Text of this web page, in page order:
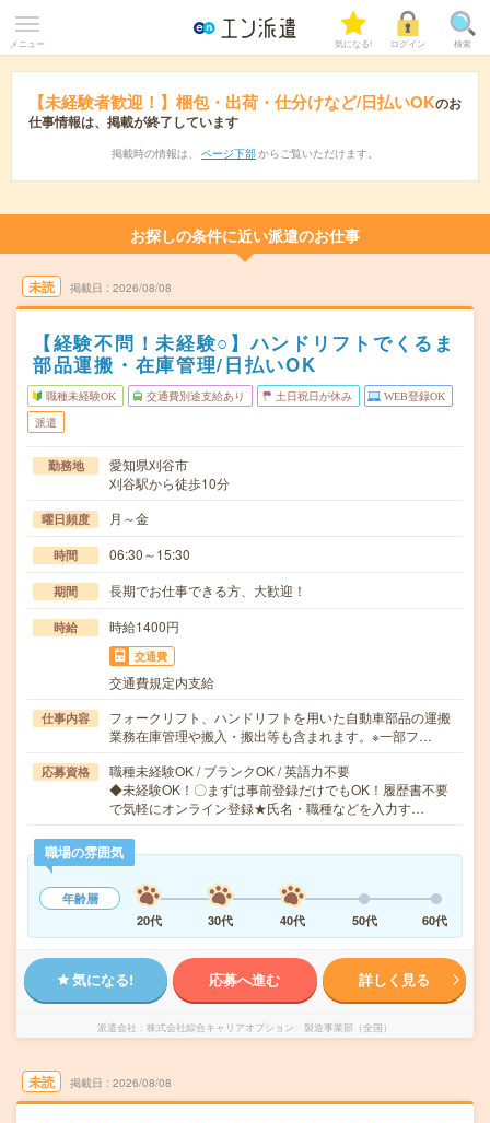
メニュー 気になる! ログイン 検索
【未経験者歓迎！】梱包・出荷・仕分けなど/日払いOKのお
仕事情報は、掲載が終了しています
掲載時の情報は、 ページ下部 からご覧いただけます。
お探しの条件に近い派遣のお仕事
未読 掲載日 2026/08/08
【経験不問！未経験○】ハンドリフトでくるま
部品運搬・在庫管理/日払いOK
職種未経験OK 交通費別途支給あり 土日祝日が休み WEB登録OK
派遣
勤務地
愛知県刈谷市
刈谷駅から徒歩10分
曜日頻度 月～金
時間 06:30～15:30
期間 長期でお仕事できる方、大歓迎！
時給 時給1400円
交通費
交通費規定内支給
仕事内容
フォークリフト、ハンドリフトを用いた自動車部品の運搬
業務在庫管理や搬入・搬出等も含まれます。※一部フ…
応募資格
職種未経験OK / ブランクOK / 英語力不要
◆未経験OK！〇まずは事前登録だけでもOK！履歴書不要
で気軽にオンライン登録★氏名・職種などを入力す…
職場の雰囲気
年齢層
20代
30代 40代 50代 60代
気になる! 応募へ進む 詳しく見る
派遣会社 株式会社綜合キャリアオプション 製造事業部（全国）
未読 掲載日 2026/08/08